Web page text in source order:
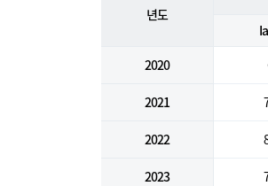
년도
2020
2021
2022
2023